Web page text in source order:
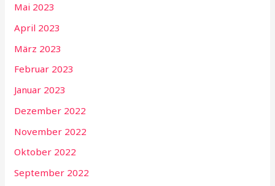
Mai 2023
April 2023
März 2023
Februar 2023
Januar 2023
Dezember 2022
November 2022
Oktober 2022
September 2022